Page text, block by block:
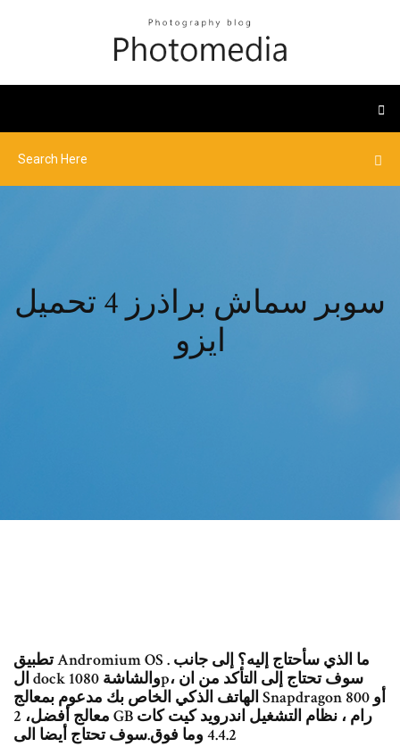
سوبر سماش براذرز 4 تحميل
ايزو
تطبيق Andromium OS . ما الذي سأحتاج إليه؟ إلى جانب
ال dock والشاشة 1080p، سوف تحتاج إلى التأكد من ان
الهاتف الذكي الخاص بك مدعوم بمعالج Snapdragon 800 أو
معالج أفضل، 2 GB رام ، نظام التشغيل اندرويد كيت كات
4.4.2 وما فوق.سوف تحتاج أيضا الى